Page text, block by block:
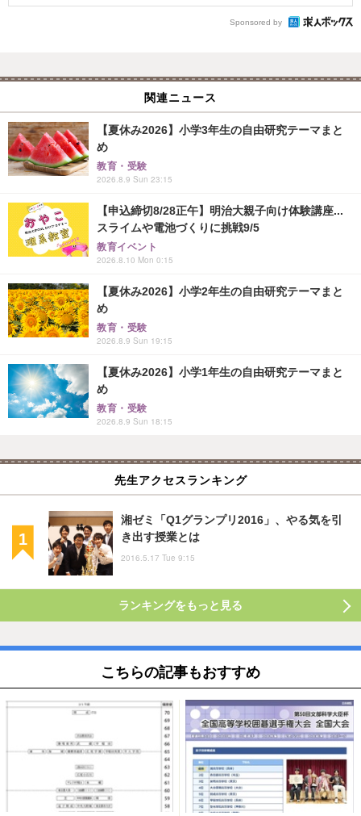
Sponsored by
関連ニュース
【夏休み2026】小学3年生の自由研究テーマまと
め
教育・受験
2026.8.9 Sun 23:15
【申込締切8/28正午】明治大親子向け体験講座...
スライムや電池づくりに挑戦9/5
教育イベント
2026.8.10 Mon 0:15
【夏休み2026】小学2年生の自由研究テーマまと
め
教育・受験
2026.8.9 Sun 19:15
【夏休み2026】小学1年生の自由研究テーマまと
め
教育・受験
2026.8.9 Sun 18:15
先生アクセスランキング
湘ゼミ「Q1グランプリ2016」、やる気を引
き出す授業とは
2016.5.17 Tue 9:15
ランキングをもっと見る
こちらの記事もおすすめ